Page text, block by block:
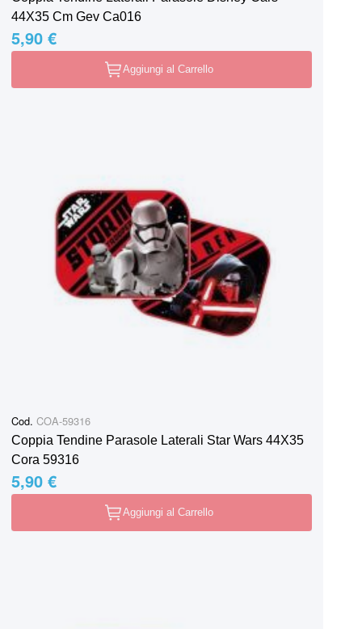
44X35 Cm Gev Ca016
5,90 €
Aggiungi al Carrello
Cod. COA-59316
Coppia Tendine Parasole Laterali Star Wars 44X35
Cora 59316
5,90 €
Aggiungi al Carrello